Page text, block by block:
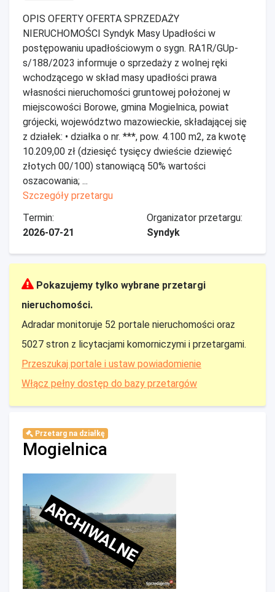
OPIS OFERTY OFERTA SPRZEDAŻY
NIERUCHOMOŚCI Syndyk Masy Upadłości w
postępowaniu upadłościowym o sygn. RA1R/GUp-
s/188/2023 informuje o sprzedaży z wolnej ręki
wchodzącego w skład masy upadłości prawa
własności nieruchomości gruntowej położonej w
miejscowości Borowe, gmina Mogielnica, powiat
grójecki, województwo mazowieckie, składającej się
z działek: • działka o nr. ***, pow. 4.100 m2, za kwotę
10.209,00 zł (dziesięć tysięcy dwieście dziewięć
złotych 00/100) stanowiącą 50% wartości
oszacowania; ...
Szczegóły przetargu
Termin:
2026-07-21
Organizator przetargu:
Syndyk
Pokazujemy tylko wybrane przetargi
nieruchomości.
Adradar monitoruje 52 portale nieruchomości oraz
5027 stron z licytacjami komorniczymi i przetargami.
Przeszukaj portale i ustaw powiadomienie
Włącz pełny dostęp do bazy przetargów
Przetarg na działkę
Mogielnica
ARCHIWALNE